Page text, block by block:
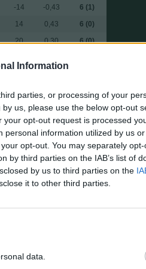
Information
parties, or processing of your
us, please use the below opt-out
opt-out request is processed
information utilized by us
opt-out. You may separately
by third parties on the IAB’s list of
by us to third parties on the
it to other third parties.
data.
-14 -0,43
6 (1)
14 0,43
6 (0)
20 0,30
6 (0)
6 (1)
34 0,18
6 (2)
10 0,60
6 (0)
-2,00
22 0,27
6 (0)
4 1,25
5 (0)
-25 -0,20
5 (3)
21 0,24